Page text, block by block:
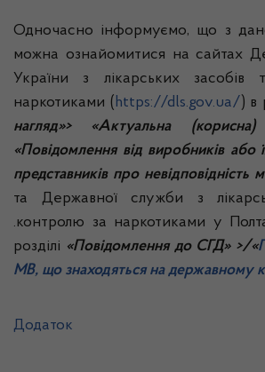
Одночасно інформуємо, що з
можна ознайомитися на сайтах
України з лікарських засобів
наркотиками ( https://dls.gov.ua/ ) в
нагляд»> «Актуальна
«Повідомлення від виробників або
представників про невідповідність
та Державної служби з
.контролю за наркотиками у
розділі «Повідомлення до СГД» >/«
МВ, що знаходяться на державному
Додаток